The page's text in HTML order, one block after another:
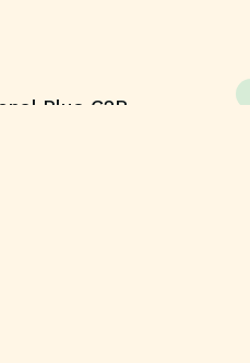
Plus C2R